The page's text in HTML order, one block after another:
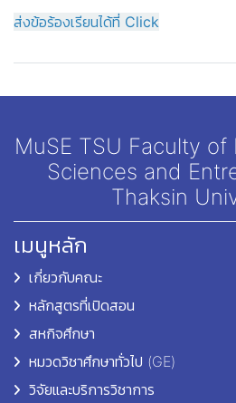
ส่งข้อร้องเรียนได้ที่ Click
MuSE TSU Faculty
Sciences and
Thaksin
เมนูหลัก
เกี่ยวกับคณะ
หลักสูตรที่เปิดสอน
สหกิจศึกษา
หมวดวิชาศึกษาทั่วไป (GE)
วิจัยและบริการวิชาการ